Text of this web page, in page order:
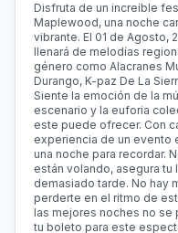
Disfruta de un increíble
Maplewood, una noche
vibrante. El 01 de Agosto,
llenará de melodías
género como Alacranes
Durango, K-paz De La
Siente la emoción de la
escenario y la euforia
este puede ofrecer. Con
experiencia de un evento
una noche para recordar.
están volando, asegura
demasiado tarde. No hay
perderte en el ritmo de
las mejores noches no se
tu boleto para este